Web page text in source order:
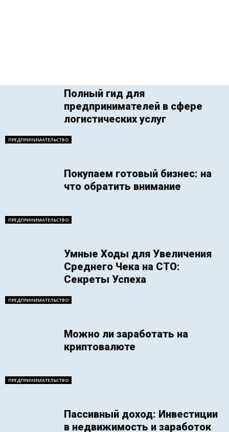
ПРЕДПРИНИМАТЕЛЬСТВО
Полный гид для
предпринимателей в сфере
логистических услуг
ПРЕДПРИНИМАТЕЛЬСТВО
Покупаем готовый бизнес: на
что обратить внимание
ПРЕДПРИНИМАТЕЛЬСТВО
Умные Ходы для Увеличения
Среднего Чека на СТО:
Секреты Успеха
ПРЕДПРИНИМАТЕЛЬСТВО
Можно ли заработать на
криптовалюте
Пассивный доход: Инвестиции
в недвижимость и заработок